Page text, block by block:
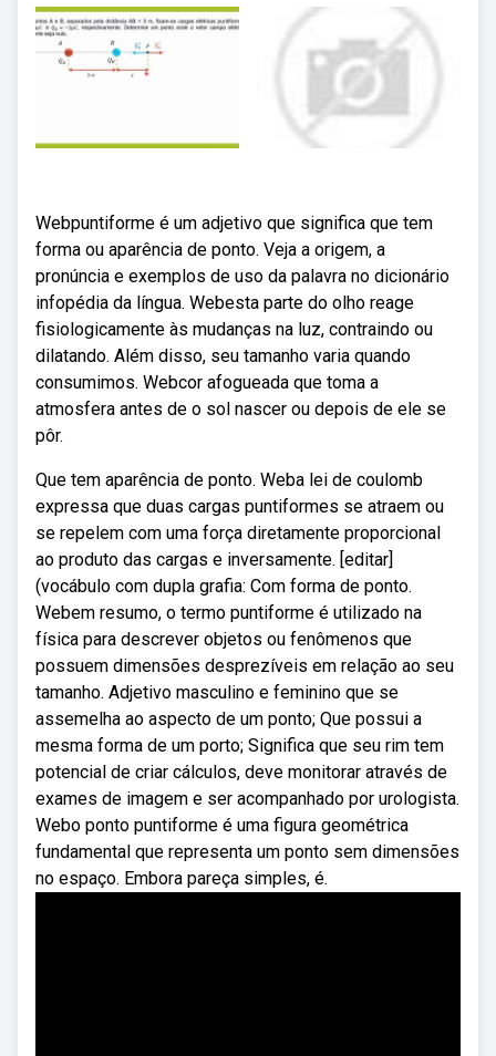
Webpuntiforme é um adjetivo que significa que tem
forma ou aparência de ponto. Veja a origem, a
pronúncia e exemplos de uso da palavra no dicionário
infopédia da língua. Webesta parte do olho reage
fisiologicamente às mudanças na luz, contraindo ou
dilatando. Além disso, seu tamanho varia quando
consumimos. Webcor afogueada que toma a
atmosfera antes de o sol nascer ou depois de ele se
pôr.
Que tem aparência de ponto. Weba lei de coulomb
expressa que duas cargas puntiformes se atraem ou
se repelem com uma força diretamente proporcional
ao produto das cargas e inversamente. [editar]
(vocábulo com dupla grafia: Com forma de ponto.
Webem resumo, o termo puntiforme é utilizado na
física para descrever objetos ou fenômenos que
possuem dimensões desprezíveis em relação ao seu
tamanho. Adjetivo masculino e feminino que se
assemelha ao aspecto de um ponto; Que possui a
mesma forma de um porto; Significa que seu rim tem
potencial de criar cálculos, deve monitorar através de
exames de imagem e ser acompanhado por urologista.
Webo ponto puntiforme é uma figura geométrica
fundamental que representa um ponto sem dimensões
no espaço. Embora pareça simples, é.